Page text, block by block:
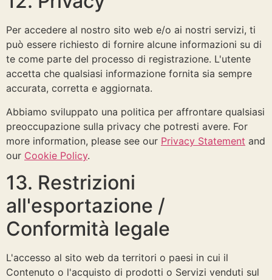
Per accedere al nostro sito web e/o ai nostri servizi, ti
può essere richiesto di fornire alcune informazioni su di
te come parte del processo di registrazione. L'utente
accetta che qualsiasi informazione fornita sia sempre
accurata, corretta e aggiornata.
Abbiamo sviluppato una politica per affrontare qualsiasi
preoccupazione sulla privacy che potresti avere. For
more information, please see our Privacy Statement and
our Cookie Policy.
13. Restrizioni
all'esportazione /
Conformità legale
L'accesso al sito web da territori o paesi in cui il
Contenuto o l'acquisto di prodotti o Servizi venduti sul